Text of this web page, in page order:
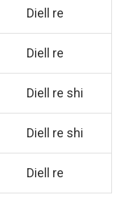
Diell re
Diell re
Diell re shi
Diell re shi
Diell re